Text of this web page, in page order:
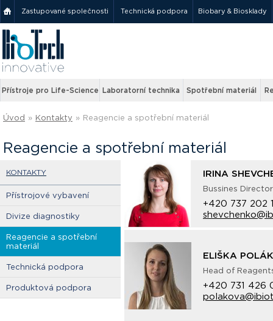
Zastupované společnosti Technická podpora Biobary & Biosklady
Přístroje pro Life-Science Laboratorní technika Spotřební materiál
Úvod » Kontakty » Reagencie a spotřební materiál
Reagencie a spotřební materiál
KONTAKTY
Přístrojové vybavení
Divize diagnostiky
Reagencie a spotřební
materiál
Technická podpora
Produktová podpora
IRINA
Bussines
+420 737 202
ELIŠKA
Head of
+420 731 426